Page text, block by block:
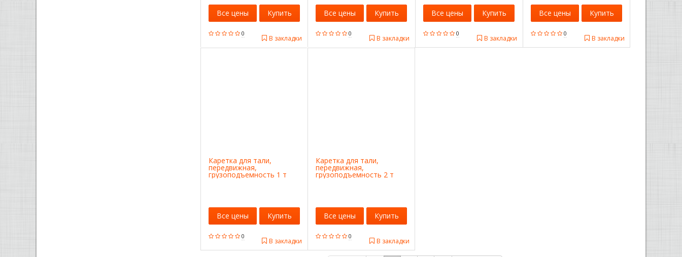
0
В закладки
Все цены Купить
0
В закладки
Все цены Купить
0
В закладки
Все цены Купить
0
В закладки
Все цены Купить
Каретка для тали,
передвижная,
грузоподъемность 1 т
Matrix
0
В закладки
Все цены Купить
Каретка для тали,
передвижная,
грузоподъемность 2 т
Matrix
0
В закладки
Все цены Купить